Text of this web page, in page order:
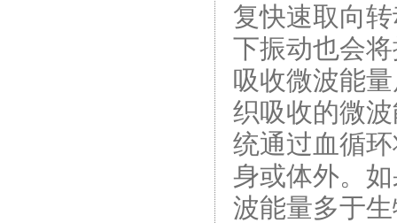
复快速取向
下振动也会
吸收微波能
织吸收的微
统通过血循
身或体外。
波能量多于